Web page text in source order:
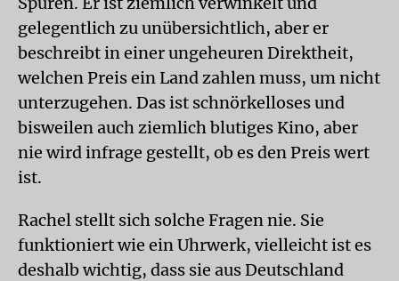
gelegentlich zu unübersichtlich, aber er
beschreibt in einer ungeheuren Direktheit,
welchen Preis ein Land zahlen muss, um nicht
unterzugehen. Das ist schnörkelloses und
bisweilen auch ziemlich blutiges Kino, aber
nie wird infrage gestellt, ob es den Preis wert
ist.
Rachel stellt sich solche Fragen nie. Sie
funktioniert wie ein Uhrwerk, vielleicht ist es
deshalb wichtig, dass sie aus Deutschland